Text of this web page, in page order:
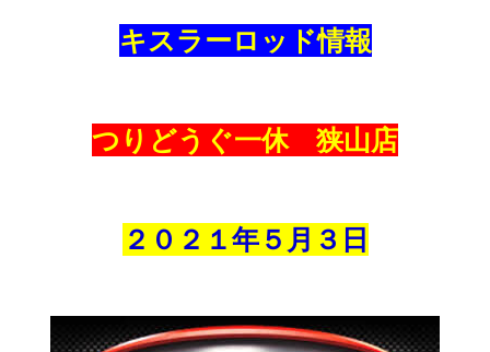
キスラーロッド情報
つりどうぐ一休 狭山店
２０２１年５月 ３ 日